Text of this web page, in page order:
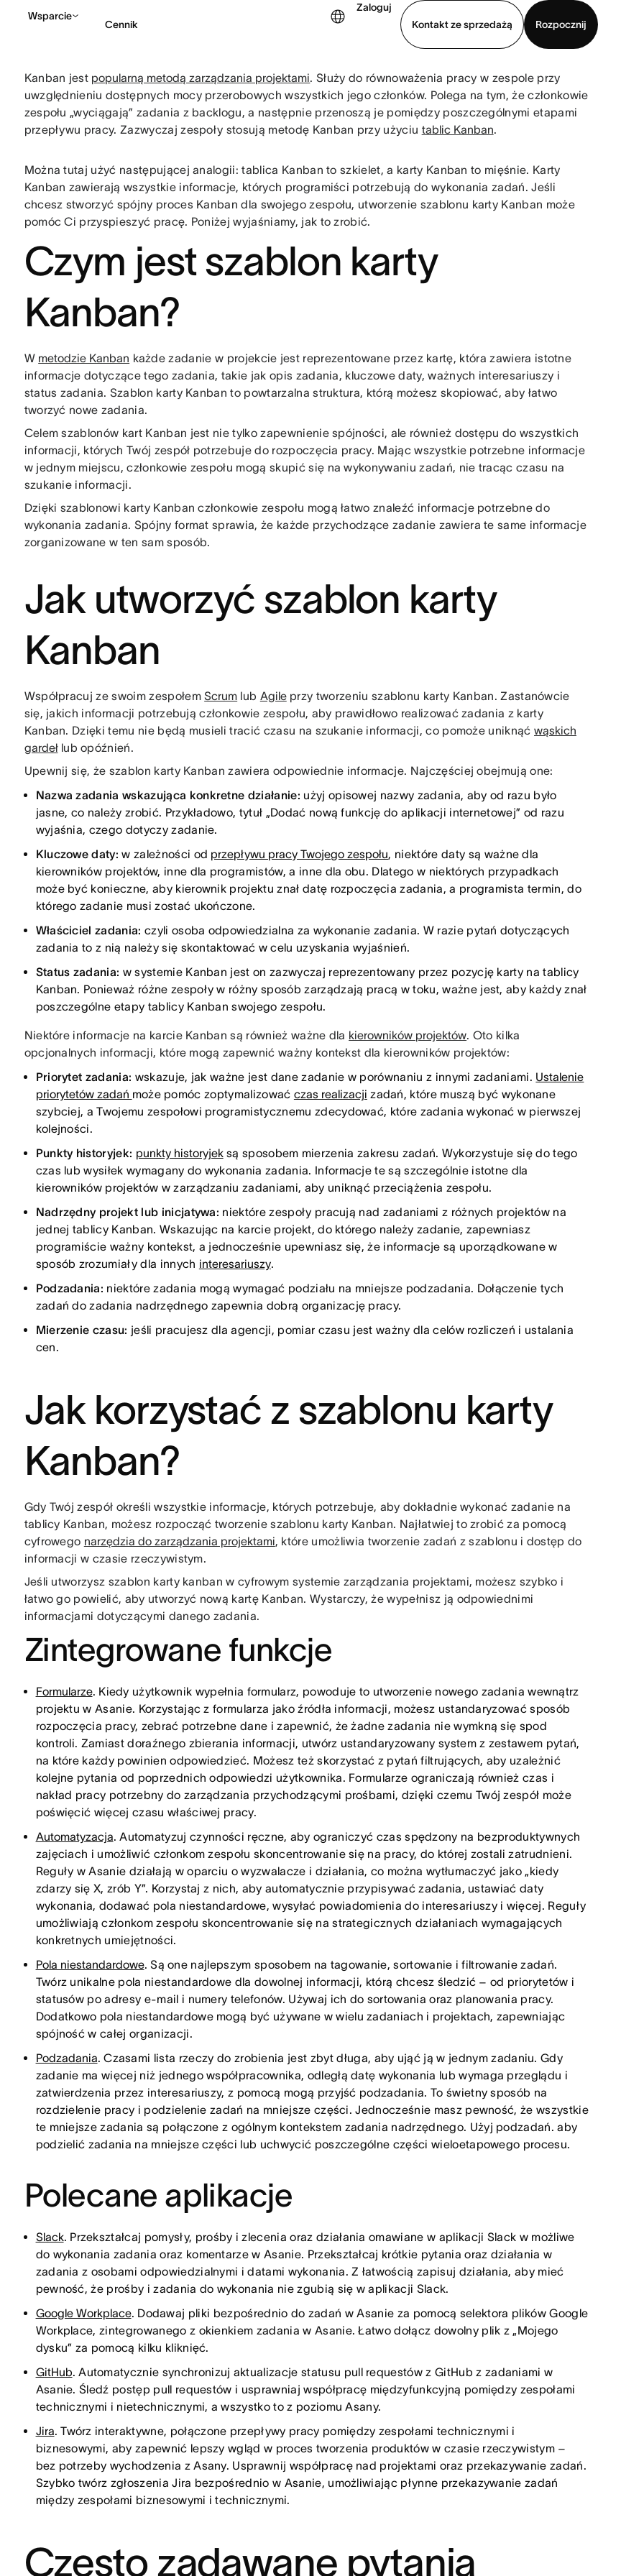
Wsparcie
Cennik
Zaloguj
Kontakt ze sprzedażą
Rozpocznij
Kontakt ze sprzedażą Wyświetl prezentację Pobierz aplikację
Kanban jest popularną metodą zarządzania projektami. Służy do równoważenia pracy w zespole przy
uwzględnieniu dostępnych mocy przerobowych wszystkich jego członków. Polega na tym, że członkowie
zespołu „wyciągają” zadania z backlogu, a następnie przenoszą je pomiędzy poszczególnymi etapami
przepływu pracy. Zazwyczaj zespoły stosują metodę Kanban przy użyciu tablic Kanban.
Można tutaj użyć następującej analogii: tablica Kanban to szkielet, a karty Kanban to mięśnie. Karty
Kanban zawierają wszystkie informacje, których programiści potrzebują do wykonania zadań. Jeśli
chcesz stworzyć spójny proces Kanban dla swojego zespołu, utworzenie szablonu karty Kanban może
pomóc Ci przyspieszyć pracę. Poniżej wyjaśniamy, jak to zrobić.
Czym jest szablon karty
Kanban?
W metodzie Kanban każde zadanie w projekcie jest reprezentowane przez kartę, która zawiera istotne
informacje dotyczące tego zadania, takie jak opis zadania, kluczowe daty, ważnych interesariuszy i
status zadania. Szablon karty Kanban to powtarzalna struktura, którą możesz skopiować, aby łatwo
tworzyć nowe zadania.
Celem szablonów kart Kanban jest nie tylko zapewnienie spójności, ale również dostępu do wszystkich
informacji, których Twój zespół potrzebuje do rozpoczęcia pracy. Mając wszystkie potrzebne informacje
w jednym miejscu, członkowie zespołu mogą skupić się na wykonywaniu zadań, nie tracąc czasu na
szukanie informacji.
Dzięki szablonowi karty Kanban członkowie zespołu mogą łatwo znaleźć informacje potrzebne do
wykonania zadania. Spójny format sprawia, że ​​każde przychodzące zadanie zawiera te same informacje
zorganizowane w ten sam sposób.
Jak utworzyć szablon karty
Kanban
Współpracuj ze swoim zespołemScrum lub Agileprzy tworzeniu szablonu karty Kanban. Zastanówcie
się, jakich informacji potrzebują członkowie zespołu, aby prawidłowo realizować zadania z karty
Kanban. Dzięki temu nie będą musieli tracić czasu na szukanie informacji, co pomoże uniknąć wąskich
gardełlub opóźnień.
Upewnij się, że szablon karty Kanban zawiera odpowiednie informacje. Najczęściej obejmują one:
Nazwa zadania wskazująca konkretne działanie: użyj opisowej nazwy zadania, aby od razu było
jasne, co należy zrobić. Przykładowo, tytuł „Dodać nową funkcję do aplikacji internetowej” od razu
wyjaśnia, czego dotyczy zadanie.
Kluczowe daty:w zależności od przepływu pracy Twojego zespołu, niektóre daty są ważne dla
kierowników projektów, inne dla programistów, a inne dla obu. Dlatego w niektórych przypadkach
może być konieczne, aby kierownik projektu znał datę rozpoczęcia zadania, a programista termin, do
którego zadanie musi zostać ukończone.
Właściciel zadania: czyli osoba odpowiedzialna za wykonanie zadania. W razie pytań dotyczących
zadania to z nią należy się skontaktować w celu uzyskania wyjaśnień.
Status zadania: w systemie Kanban jest on zazwyczaj reprezentowany przez pozycję karty na tablicy
Kanban. Ponieważ różne zespoły w różny sposób zarządzają pracą w toku, ważne jest, aby każdy znał
poszczególne etapy tablicy Kanban swojego zespołu.
Niektóre informacje na karcie Kanban są również ważne dla kierowników projektów. Oto kilka
opcjonalnych informacji, które mogą zapewnić ważny kontekst dla kierowników projektów:
Priorytet zadania: wskazuje, jak ważne jest dane zadanie w porównaniu z innymi zadaniami. Ustalenie
priorytetów zadań może pomóc zoptymalizować czas realizacji zadań, które muszą być wykonane
szybciej, a Twojemu zespołowi programistycznemu zdecydować, które zadania wykonać w pierwszej
kolejności.
Punkty historyjek: punkty historyjeksą sposobem mierzenia zakresu zadań. Wykorzystuje się do tego
czas lub wysiłek wymagany do wykonania zadania. Informacje te są szczególnie istotne dla
kierowników projektów w zarządzaniu zadaniami, aby uniknąć przeciążenia zespołu.
Nadrzędny projekt lub inicjatywa: niektóre zespoły pracują nad zadaniami z różnych projektów na
jednej tablicy Kanban. Wskazując na karcie projekt, do którego należy zadanie, zapewniasz
programiście ważny kontekst, a jednocześnie upewniasz się, że informacje są uporządkowane w
sposób zrozumiały dla innych interesariuszy.
Podzadania: niektóre zadania mogą wymagać podziału na mniejsze podzadania. Dołączenie tych
zadań do zadania nadrzędnego zapewnia dobrą organizację pracy.
Mierzenie czasu: jeśli pracujesz dla agencji, pomiar czasu jest ważny dla celów rozliczeń i ustalania
cen.
Jak korzystać z szablonu karty
Kanban?
Gdy Twój zespół określi wszystkie informacje, których potrzebuje, aby dokładnie wykonać zadanie na
tablicy Kanban, możesz rozpocząć tworzenie szablonu karty Kanban. Najłatwiej to zrobić za pomocą
cyfrowego narzędzia do zarządzania projektami, które umożliwia tworzenie zadań z szablonu i dostęp do
informacji w czasie rzeczywistym.
Jeśli utworzysz szablon karty kanban w cyfrowym systemie zarządzania projektami, możesz szybko i
łatwo go powielić, aby utworzyć nową kartę Kanban. Wystarczy, że wypełnisz ją odpowiednimi
informacjami dotyczącymi danego zadania.
Zintegrowane funkcje
Formularze. Kiedy użytkownik wypełnia formularz, powoduje to utworzenie nowego zadania wewnątrz
projektu w Asanie. Korzystając z formularza jako źródła informacji, możesz ustandaryzować sposób
rozpoczęcia pracy, zebrać potrzebne dane i zapewnić, że żadne zadania nie wymkną się spod
kontroli. Zamiast doraźnego zbierania informacji, utwórz ustandaryzowany system z zestawem pytań,
na które każdy powinien odpowiedzieć. Możesz też skorzystać z pytań filtrujących, aby uzależnić
kolejne pytania od poprzednich odpowiedzi użytkownika. Formularze ograniczają również czas i
nakład pracy potrzebny do zarządzania przychodzącymi prośbami, dzięki czemu Twój zespół może
poświęcić więcej czasu właściwej pracy.
Automatyzacja. Automatyzuj czynności ręczne, aby ograniczyć czas spędzony na bezproduktywnych
zajęciach i umożliwić członkom zespołu skoncentrowanie się na pracy, do której zostali zatrudnieni.
Reguły w Asanie działają w oparciu o wyzwalacze i działania, co można wytłumaczyć jako „kiedy
zdarzy się X, zrób Y”. Korzystaj z nich, aby automatycznie przypisywać zadania, ustawiać daty
wykonania, dodawać pola niestandardowe, wysyłać powiadomienia do interesariuszy i więcej. Reguły
umożliwiają członkom zespołu skoncentrowanie się na strategicznych działaniach wymagających
konkretnych umiejętności.
Pola niestandardowe. Są one najlepszym sposobem na tagowanie, sortowanie i filtrowanie zadań.
Twórz unikalne pola niestandardowe dla dowolnej informacji, którą chcesz śledzić – od priorytetów i
statusów po adresy e-mail i numery telefonów. Używaj ich do sortowania oraz planowania pracy.
Dodatkowo pola niestandardowe mogą być używane w wielu zadaniach i projektach, zapewniając
spójność w całej organizacji.
Podzadania. Czasami lista rzeczy do zrobienia jest zbyt długa, aby ująć ją w jednym zadaniu. Gdy
zadanie ma więcej niż jednego współpracownika, odległą datę wykonania lub wymaga przeglądu i
zatwierdzenia przez interesariuszy, z pomocą mogą przyjść podzadania. To świetny sposób na
rozdzielenie pracy i podzielenie zadań na mniejsze części. Jednocześnie masz pewność, że wszystkie
te mniejsze zadania są połączone z ogólnym kontekstem zadania nadrzędnego. Użyj podzadań. aby
podzielić zadania na mniejsze części lub uchwycić poszczególne części wieloetapowego procesu.
Polecane aplikacje
Slack. Przekształcaj pomysły, prośby i zlecenia oraz działania omawiane w aplikacji Slack w możliwe
do wykonania zadania oraz komentarze w Asanie. Przekształcaj krótkie pytania oraz działania w
zadania z osobami odpowiedzialnymi i datami wykonania. Z łatwością zapisuj działania, aby mieć
pewność, że prośby i zadania do wykonania nie zgubią się w aplikacji Slack.
Google Workplace. Dodawaj pliki bezpośrednio do zadań w Asanie za pomocą selektora plików Google
Workplace, zintegrowanego z okienkiem zadania w Asanie. Łatwo dołącz dowolny plik z „Mojego
dysku” za pomocą kilku kliknięć.
GitHub. Automatycznie synchronizuj aktualizacje statusu pull requestów z GitHub z zadaniami w
Asanie. Śledź postęp pull requestów i usprawniaj współpracę międzyfunkcyjną pomiędzy zespołami
technicznymi i nietechnicznymi, a wszystko to z poziomu Asany.
Jira. Twórz interaktywne, połączone przepływy pracy pomiędzy zespołami technicznymi i
biznesowymi, aby zapewnić lepszy wgląd w proces tworzenia produktów w czasie rzeczywistym –
bez potrzeby wychodzenia z Asany. Usprawnij współpracę nad projektami oraz przekazywanie zadań.
Szybko twórz zgłoszenia Jira bezpośrednio w Asanie, umożliwiając płynne przekazywanie zadań
między zespołami biznesowymi i technicznymi.
Często zadawane pytania